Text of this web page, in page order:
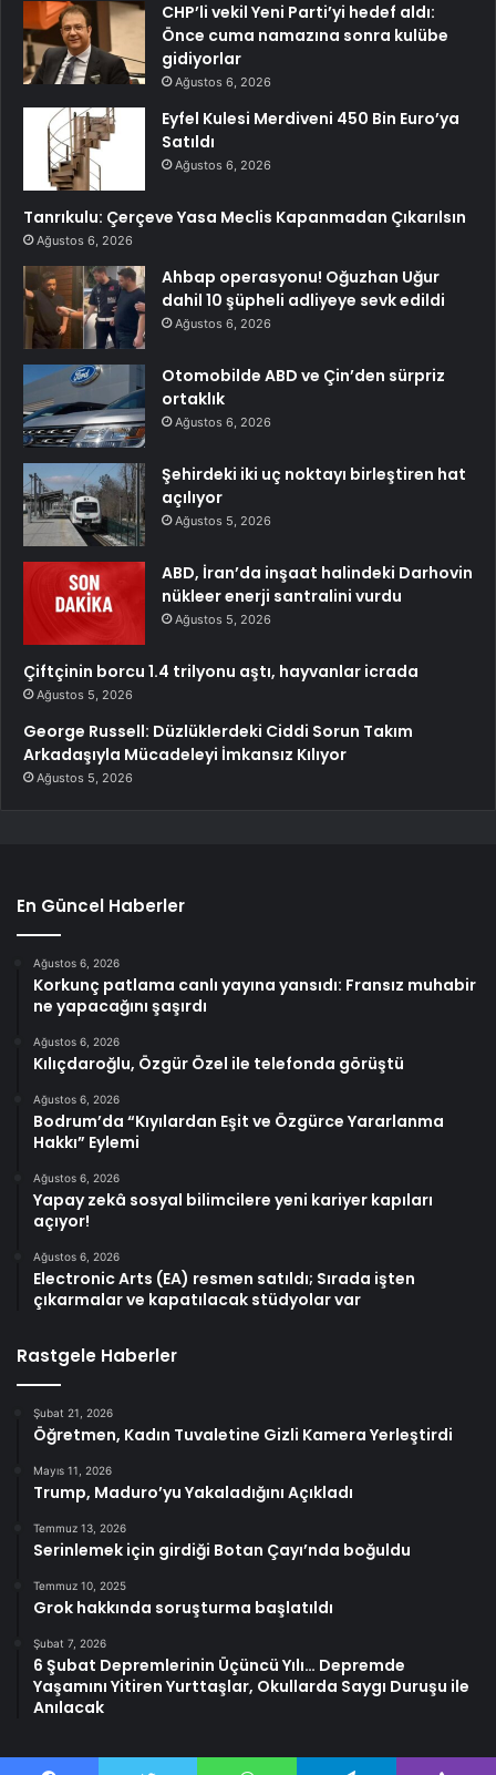
CHP’li vekil Yeni Parti’yi hedef aldı:
Önce cuma namazına sonra kulübe
gidiyorlar
Ağustos 6, 2026
Eyfel Kulesi Merdiveni 450 Bin Euro’ya
Satıldı
Ağustos 6, 2026
Tanrıkulu: Çerçeve Yasa Meclis Kapanmadan Çıkarılsın
Ağustos 6, 2026
Ahbap operasyonu! Oğuzhan Uğur
dahil 10 şüpheli adliyeye sevk edildi
Ağustos 6, 2026
Otomobilde ABD ve Çin’den sürpriz
ortaklık
Ağustos 6, 2026
Şehirdeki iki uç noktayı birleştiren hat
açılıyor
Ağustos 5, 2026
ABD, İran’da inşaat halindeki Darhovin
nükleer enerji santralini vurdu
Ağustos 5, 2026
Çiftçinin borcu 1.4 trilyonu aştı, hayvanlar icrada
Ağustos 5, 2026
George Russell: Düzlüklerdeki Ciddi Sorun Takım
Arkadaşıyla Mücadeleyi İmkansız Kılıyor
Ağustos 5, 2026
En Güncel Haberler
Ağustos 6, 2026
Korkunç patlama canlı yayına yansıdı: Fransız muhabir
ne yapacağını şaşırdı
Ağustos 6, 2026
Kılıçdaroğlu, Özgür Özel ile telefonda görüştü
Ağustos 6, 2026
Bodrum’da “Kıyılardan Eşit ve Özgürce Yararlanma
Hakkı” Eylemi
Ağustos 6, 2026
Yapay zekâ sosyal bilimcilere yeni kariyer kapıları
açıyor!
Ağustos 6, 2026
Electronic Arts (EA) resmen satıldı; Sırada işten
çıkarmalar ve kapatılacak stüdyolar var
Rastgele Haberler
Şubat 21, 2026
Öğretmen, Kadın Tuvaletine Gizli Kamera Yerleştirdi
Mayıs 11, 2026
Trump, Maduro’yu Yakaladığını Açıkladı
Temmuz 13, 2026
Serinlemek için girdiği Botan Çayı’nda boğuldu
Temmuz 10, 2025
Grok hakkında soruşturma başlatıldı
Şubat 7, 2026
6 Şubat Depremlerinin Üçüncü Yılı… Depremde
Yaşamını Yitiren Yurttaşlar, Okullarda Saygı Duruşu ile
Anılacak